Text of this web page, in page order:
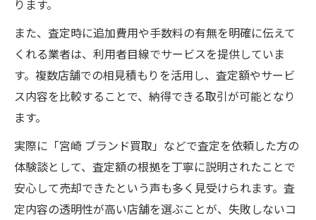
ります。
また、査定時に追加費用や手数料の有無を明確に伝えて
くれる業者は、利用者目線でサービスを提供していま
す。複数店舗での相見積もりを活用し、査定額やサービ
ス内容を比較することで、納得できる取引が可能となり
ます。
実際に「宮崎 ブランド買取」などで査定を依頼した方の
体験談として、査定額の根拠を丁寧に説明されたことで
安心して売却できたという声も多く見受けられます。査
定内容の透明性が高い店舗を選ぶことが、失敗しないコ